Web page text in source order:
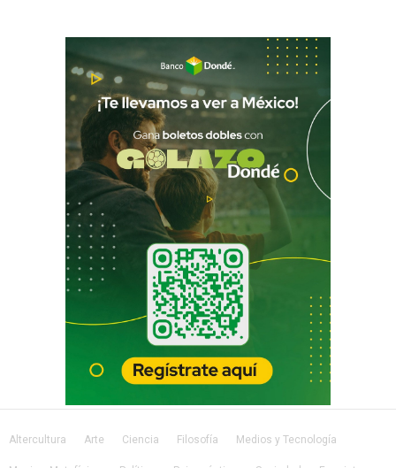
Altercultura Arte Ciencia Filosofía Medios y Tecnología